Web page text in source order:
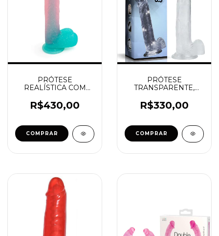
PRÓTESE
REALÍSTICA COM
SALMÃO COM
VERDE
R$430,00
PRÓTESE
TRANSPARENTE,
PRATEADAS
REFLEXIVAS
R$330,00
COMPRAR